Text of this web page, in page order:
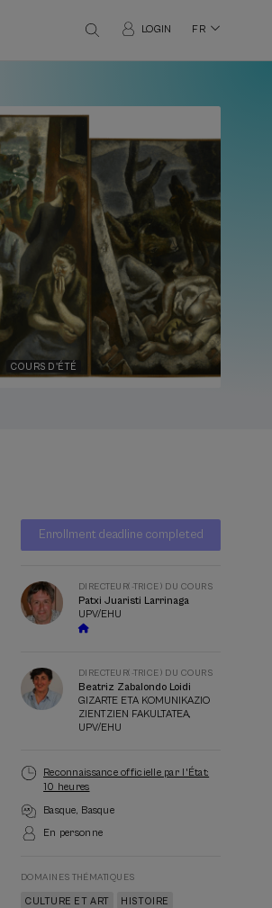
LOGIN FR
COURS D'ÉTÉ
Date d'échéance
Liste
d'attente
Enrollment deadline completed
du
cours
DIRECTEUR(-TRICE) DU COURS
Patxi Juaristi Larrinaga
UPV/EHU
DIRECTEUR(-TRICE) DU COURS
Beatriz Zabalondo Loidi
GIZARTE ETA KOMUNIKAZIO
ZIENTZIEN FAKULTATEA,
UPV/EHU
Reconnaissance officielle par l'État:
10 heures
Basque Basque
En personne
DOMAINES THÉMATIQUES
CULTURE ET ART HISTOIRE